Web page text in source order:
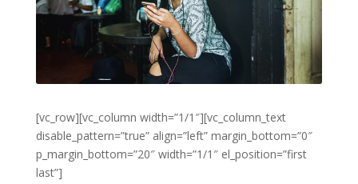
[vc_row][vc_column width=”1/1″][vc_column_text
disable_pattern=”true” align=”left” margin_bottom=”0″
p_margin_bottom=”20″ width=”1/1″ el_position=”first
last”]